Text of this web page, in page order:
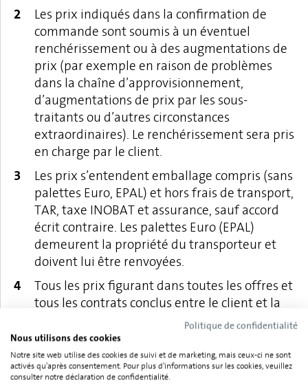
Les prix indiqués dans la confirmation de
commande sont soumis à un éventuel
renchérissement ou à des augmentations de
prix (par exemple en raison de problèmes
dans la chaîne d’approvisionnement,
d’augmentations de prix par les sous-
traitants ou d’autres circonstances
extraordinaires). Le renchérissement sera pris
en charge par le client.
Les prix s’entendent emballage compris (sans
palettes Euro, EPAL) et hors frais de transport,
TAR, taxe INOBAT et assurance, sauf accord
écrit contraire. Les palettes Euro (EPAL)
demeurent la propriété du transporteur et
doivent lui être renvoyées.
Tous les prix figurant dans toutes les offres et
tous les contrats conclus entre le client et la
société s’entendent nets, sans déduction
d’escompte, dans la devise indiquée. Les
impôts et les taxes perçus sur la conclusion
ou l'exécution des contrats, ainsi que leur
Politique de confidentialité
Nous utilisons des cookies
Notre site web utilise des cookies de suivi et de marketing, mais ceux-ci ne sont
activés qu'après consentement. Pour plus d'informations sur les cookies, veuillez
consulter notre déclaration de confidentialité.